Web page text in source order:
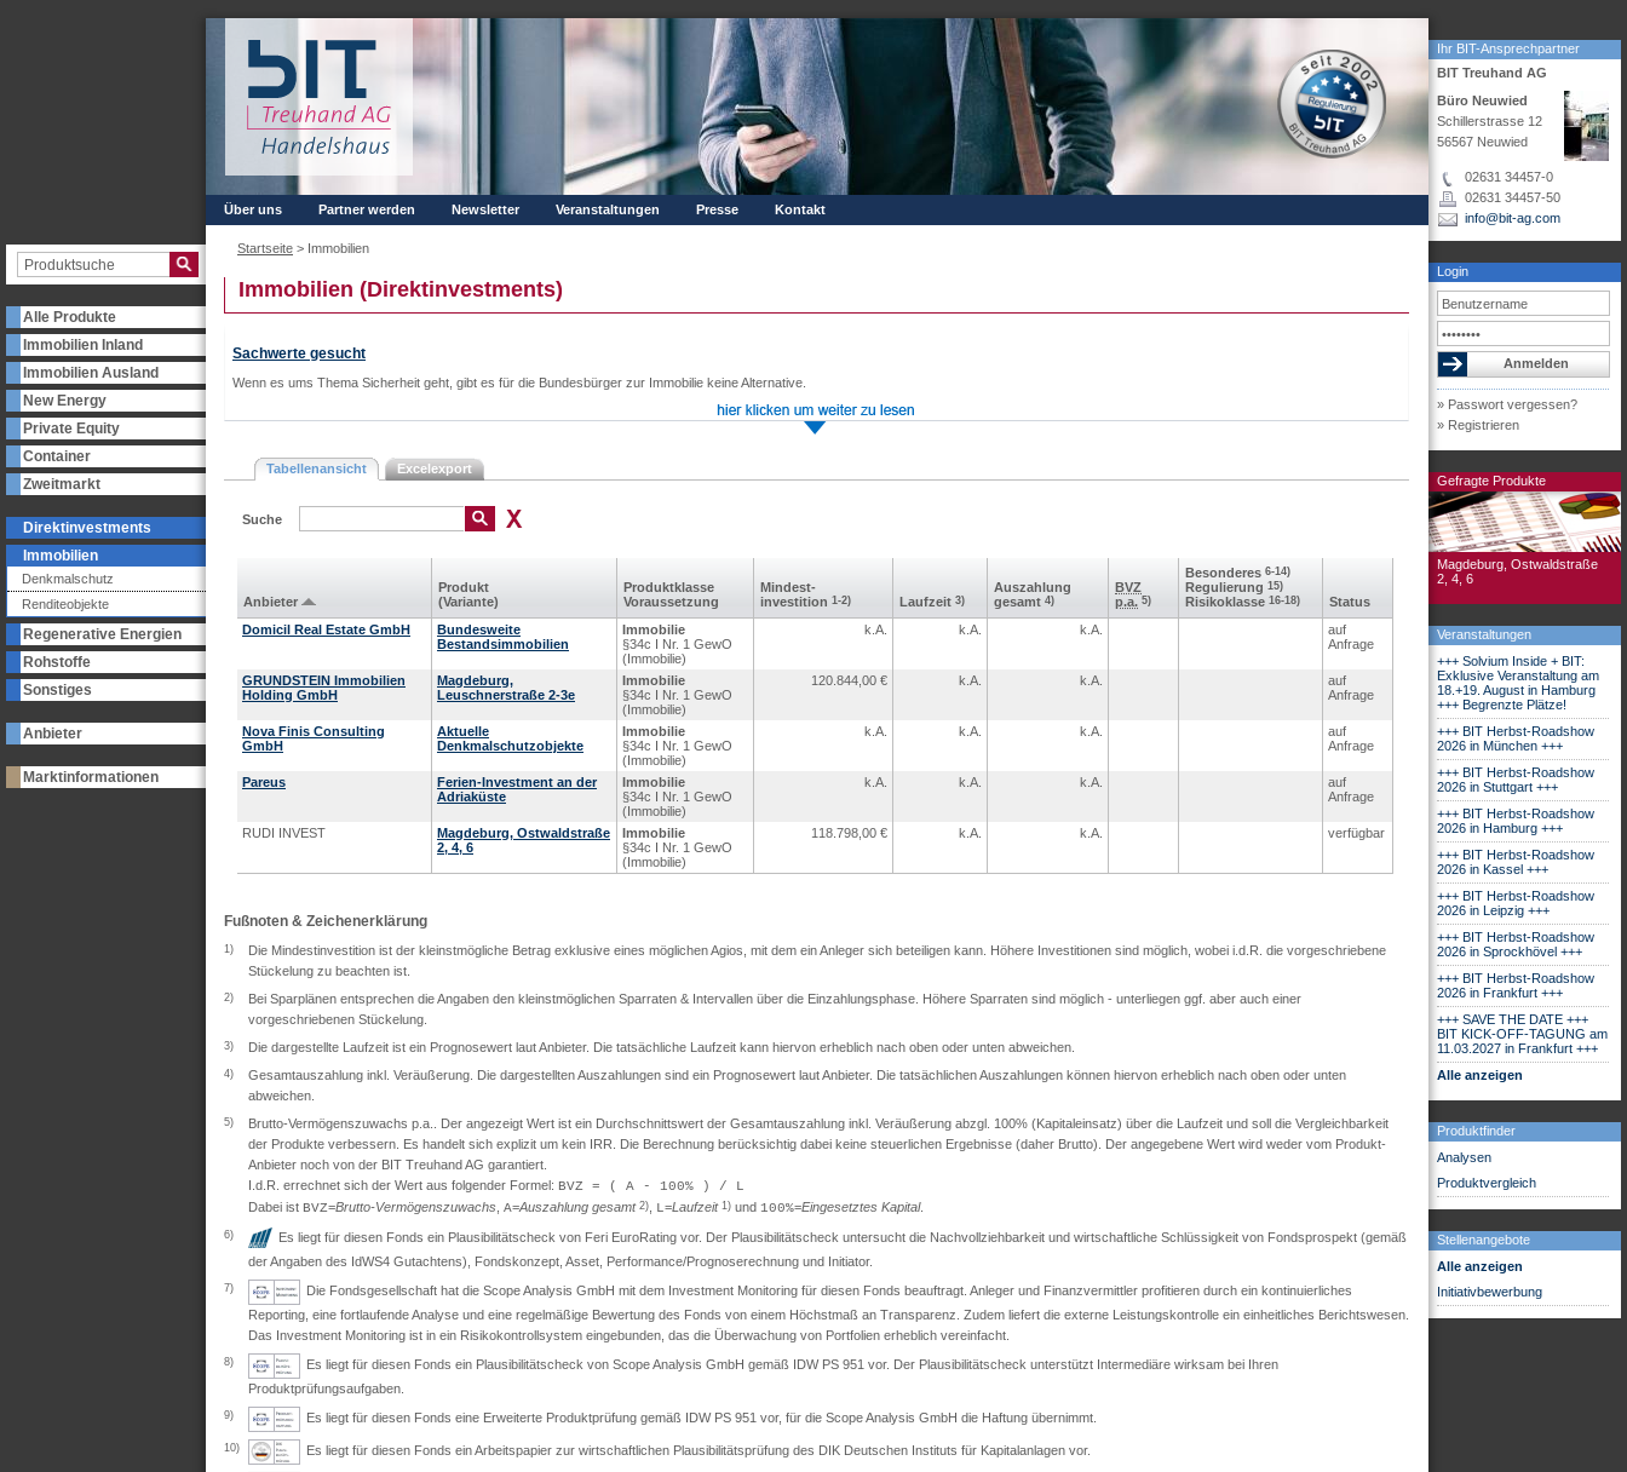
Alle Produkte
Immobilien Inland
Immobilien Ausland
New Energy
Private Equity
Container
Zweitmarkt
Direktinvestments
Immobilien
Denkmalschutz
Renditeobjekte
Regenerative Energien
Rohstoffe
Sonstiges
Anbieter
Marktinformationen
Ihr BIT-Ansprechpartner
BIT Treuhand AG
Büro Neuwied
Schillerstrasse 12
56567 Neuwied
02631 34457-0
02631 34457-50
info@bit-ag.com
Login
» Passwort vergessen?
» Registrieren
Gefragte Produkte
Magdeburg, Ostwaldstraße
2, 4, 6
Veranstaltungen
+++ Solvium Inside + BIT:
Exklusive Veranstaltung am
18.+19. August in Hamburg
+++ Begrenzte Plätze!
+++ BIT Herbst-Roadshow
2026 in München +++
+++ BIT Herbst-Roadshow
2026 in Stuttgart +++
+++ BIT Herbst-Roadshow
2026 in Hamburg +++
+++ BIT Herbst-Roadshow
2026 in Kassel +++
+++ BIT Herbst-Roadshow
2026 in Leipzig +++
+++ BIT Herbst-Roadshow
2026 in Sprockhövel +++
+++ BIT Herbst-Roadshow
2026 in Frankfurt +++
+++ SAVE THE DATE +++
BIT KICK-OFF-TAGUNG am
11.03.2027 in Frankfurt +++
Alle anzeigen
Produktfinder
Analysen
Produktvergleich
Stellenangebote
Alle anzeigen
Initiativbewerbung
Über uns Partner werden Newsletter Veranstaltungen Presse Kontakt
Startseite > Immobilien
Immobilien (Direktinvestments)
Sachwerte gesucht
Wenn es ums Thema Sicherheit geht, gibt es für die Bundesbürger zur Immobilie keine Alternative.
Tabellenansicht Excelexport
Suche
Anbieter
Produkt
(Variante)
Produkt­klasse
Voraus­setzung
Mindest­
investition 1-2) Laufzeit 3)
Aus­zahlung
gesamt 4)
BVZ
p.a. 5)
Besonderes 6-14)
Regulierung 15)
Risikoklasse 16-18)
Status
Domicil Real Estate GmbH
Bundesweite
Bestandsimmobilien
Immobilie
§34c I Nr. 1 GewO
(Immobilie)
k.A. k.A. k.A.
auf
Anfrage
GRUNDSTEIN Immobilien
Holding GmbH
Magdeburg,
Leuschnerstraße 2-3e
Immobilie
§34c I Nr. 1 GewO
(Immobilie)
120.844,00 € k.A. k.A.
auf
Anfrage
Nova Finis Consulting
GmbH
Aktuelle
Denkmalschutzobjekte
Immobilie
§34c I Nr. 1 GewO
(Immobilie)
k.A. k.A. k.A.
auf
Anfrage
Pareus
Ferien-Investment an der
Adriaküste
Immobilie
§34c I Nr. 1 GewO
(Immobilie)
k.A. k.A. k.A.
auf
Anfrage
RUDI INVEST
Magdeburg, Ostwaldstraße
2, 4, 6
Immobilie
§34c I Nr. 1 GewO
(Immobilie)
118.798,00 € k.A. k.A. verfügbar
Fußnoten & Zeichenerklärung
1)
Die Mindestinvestition ist der kleinstmögliche Betrag exklusive eines möglichen Agios, mit dem ein Anleger sich beteiligen kann. Höhere Investitionen sind möglich, wobei i.d.R. die vorgeschriebene
Stückelung zu beachten ist.
2)
Bei Sparplänen entsprechen die Angaben den kleinstmöglichen Sparraten & Intervallen über die Einzahlungsphase. Höhere Sparraten sind möglich - unterliegen ggf. aber auch einer
vorgeschriebenen Stückelung.
3) Die dargestellte Laufzeit ist ein Prognosewert laut Anbieter. Die tatsächliche Laufzeit kann hiervon erheblich nach oben oder unten abweichen.
4)
Gesamtauszahlung inkl. Veräußerung. Die dargestellten Auszahlungen sind ein Prognosewert laut Anbieter. Die tatsächlichen Auszahlungen können hiervon erheblich nach oben oder unten
abweichen.
5)
Brutto-Vermögenszuwachs p.a.. Der angezeigt Wert ist ein Durchschnittswert der Gesamtauszahlung inkl. Veräußerung abzgl. 100% (Kapitaleinsatz) über die Laufzeit und soll die Vergleichbarkeit
der Produkte verbessern. Es handelt sich explizit um kein IRR. Die Berechnung berücksichtig dabei keine steuerlichen Ergebnisse (daher Brutto). Der angegebene Wert wird weder vom Produkt-
Anbieter noch von der BIT Treuhand AG garantiert.
I.d.R. errechnet sich der Wert aus folgender Formel: BVZ = ( A - 100% ) / L
Dabei ist BVZ=Brutto-Vermögenszuwachs A=Auszahlung gesamt2) L=Laufzeit1) und 100%=Eingesetztes Kapital.
6)
Es liegt für diesen Fonds ein Plausibilitätscheck von Feri EuroRating vor. Der Plausibilitätscheck untersucht die Nachvollziehbarkeit und wirtschaftliche Schlüssigkeit von Fondsprospekt (gemäß
der Angaben des IdWS4 Gutachtens), Fondskonzept, Asset, Performance/Prognoserechnung und Initiator.
7)
Die Fondsgesellschaft hat die Scope Analysis GmbH mit dem Investment Monitoring für diesen Fonds beauftragt. Anleger und Finanzvermittler profitieren durch ein kontinuierliches
Reporting, eine fortlaufende Analyse und eine regelmäßige Bewertung des Fonds von einem Höchstmaß an Transparenz. Zudem liefert die externe Leistungskontrolle ein einheitliches Berichtswesen.
Das Investment Monitoring ist in ein Risikokontrollsystem eingebunden, das die Überwachung von Portfolien erheblich vereinfacht.
8)
Es liegt für diesen Fonds ein Plausibilitätscheck von Scope Analysis GmbH gemäß IDW PS 951 vor. Der Plausibilitätscheck unterstützt Intermediäre wirksam bei Ihren
Produktprüfungsaufgaben.
9) Es liegt für diesen Fonds eine Erweiterte Produktprüfung gemäß IDW PS 951 vor, für die Scope Analysis GmbH die Haftung übernimmt.
10) Es liegt für diesen Fonds ein Arbeitspapier zur wirtschaftlichen Plausibilitätsprüfung des DIK Deutschen Instituts für Kapitalanlagen vor.